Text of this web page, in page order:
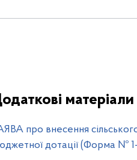
матеріали
про внесення
дотації (Форма №